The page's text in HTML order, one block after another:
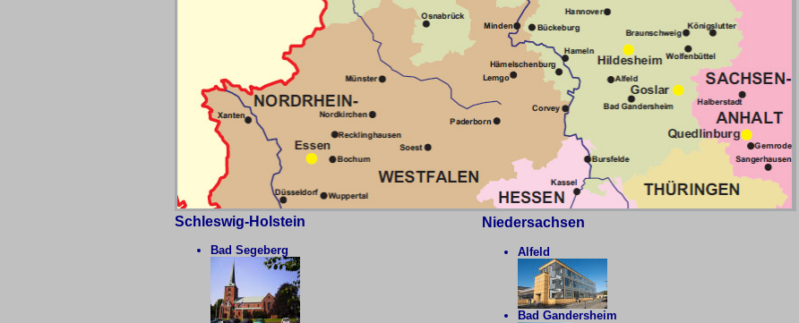
Schleswig-Holstein
Bad Segeberg
Niedersachsen
Alfeld
Bad Gandersheim